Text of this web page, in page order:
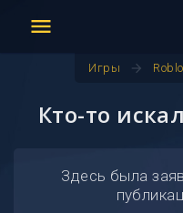
menu
Игры arrow_forward
Кто-то
Здесь была